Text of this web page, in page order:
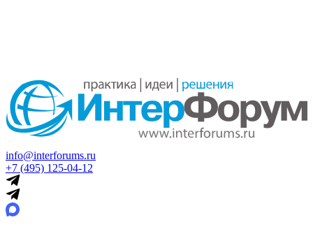
info@interforums.ru
+7 (495) 125-04-12